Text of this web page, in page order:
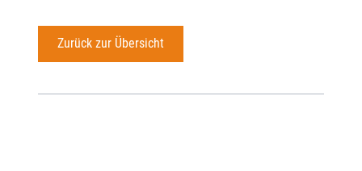
Zurück zur Übersicht